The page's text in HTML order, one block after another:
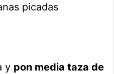
picadas
y pon media taza de